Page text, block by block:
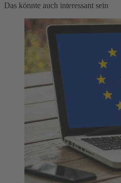
Das könnte auch interessant sein